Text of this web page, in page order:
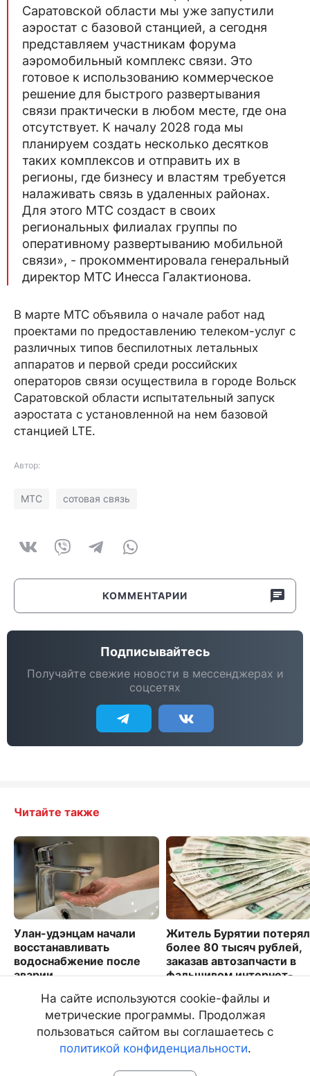
Саратовской области мы уже запустили
аэростат с базовой станцией, а сегодня
представляем участникам форума
аэромобильный комплекс связи. Это
готовое к использованию коммерческое
решение для быстрого развертывания
связи практически в любом месте, где она
отсутствует. К началу 2028 года мы
планируем создать несколько десятков
таких комплексов и отправить их в
регионы, где бизнесу и властям требуется
налаживать связь в удаленных районах.
Для этого МТС создаст в своих
региональных филиалах группы по
оперативному развертыванию мобильной
связи», - прокомментировала генеральный
директор МТС Инесса Галактионова.
В марте МТС объявила о начале работ над
проектами по предоставлению телеком-услуг с
различных типов беспилотных летальных
аппаратов и первой среди российских
операторов связи осуществила в городе Вольск
Саратовской области испытательный запуск
аэростата с установленной на нем базовой
станцией LTE.
Автор:
МТС сотовая связь
КОММЕНТАРИИ
Подписывайтесь
Получайте свежие новости в мессенджерах и
соцсетях
Читайте также
Улан-удэнцам начали
восстанавливать
водоснабжение после
аварии
3029
Житель Бурятии потерял
более 80 тысяч рублей,
заказав автозапчасти в
фальшивом интернет-
1631
На сайте используются cookie-файлы и
метрические программы. Продолжая
пользоваться сайтом вы соглашаетесь с
политикой конфиденциальности.